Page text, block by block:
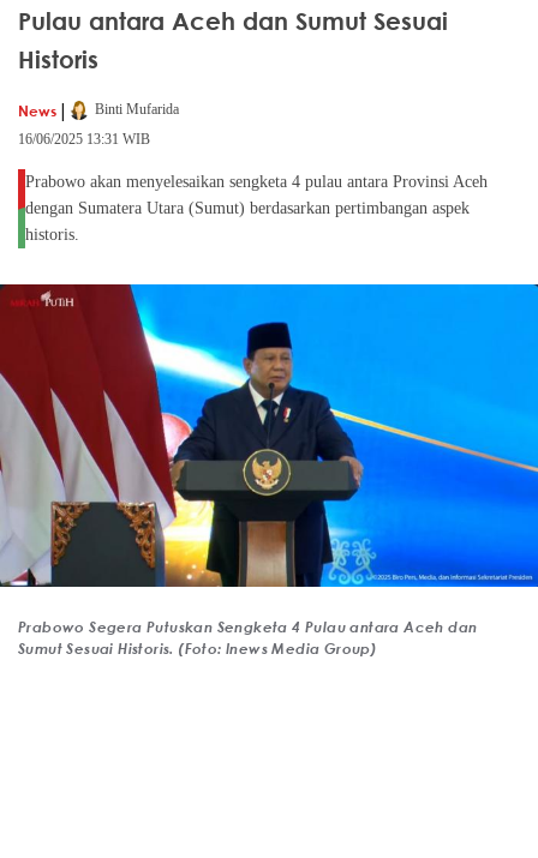
Pulau antara Aceh dan Sumut Sesuai
Historis
News |
Binti Mufarida
16/06/2025 13:31 WIB
Prabowo akan menyelesaikan sengketa 4 pulau antara Provinsi Aceh
dengan Sumatera Utara (Sumut) berdasarkan pertimbangan aspek
historis.
Prabowo Segera Putuskan Sengketa 4 Pulau antara Aceh dan
Sumut Sesuai Historis. (Foto: Inews Media Group)